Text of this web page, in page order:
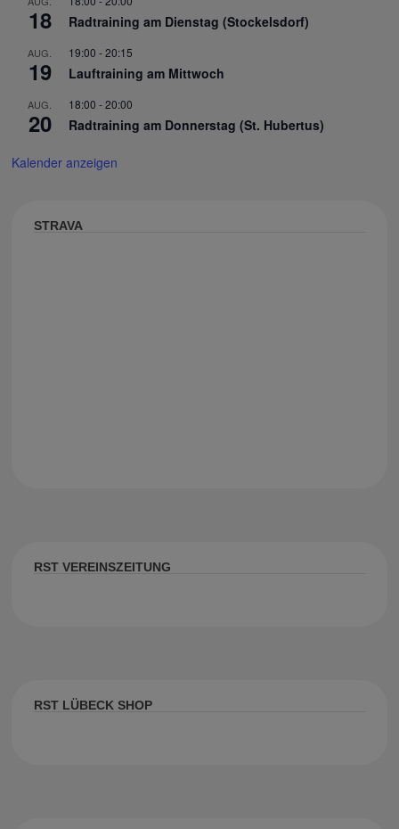
18 Radtraining am Dienstag (Stockelsdorf)
AUG.
19
19:00 -20:15
Lauftraining am Mittwoch
AUG.
20
18:00 -20:00
Radtraining am Donnerstag (St. Hubertus)
Kalender anzeigen
STRAVA
RST VEREINSZEITUNG
RST LÜBECK SHOP